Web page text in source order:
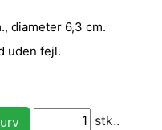
diameter 6,3 cm.
uden fejl.
stk..